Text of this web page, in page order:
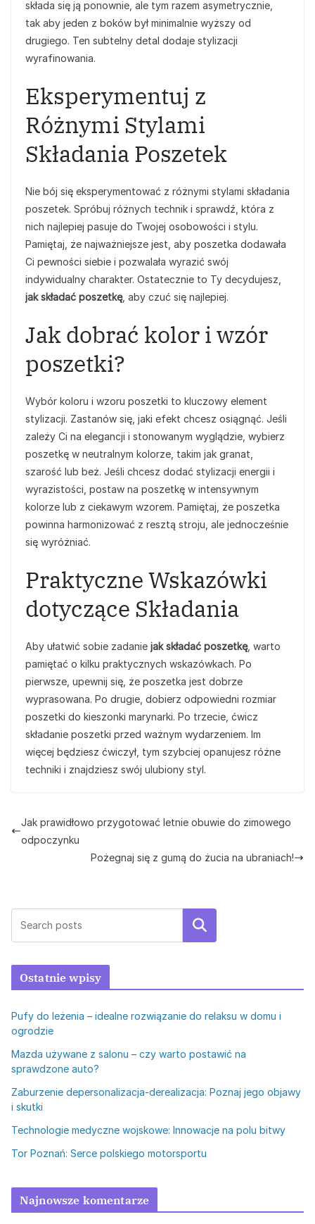
składa się ją ponownie, ale tym razem asymetrycznie,
tak aby jeden z boków był minimalnie wyższy od
drugiego. Ten subtelny detal dodaje stylizacji
wyrafinowania.
Eksperymentuj z
Różnymi Stylami
Składania Poszetek
Nie bój się eksperymentować z różnymi stylami składania
poszetek. Spróbuj różnych technik i sprawdź, która z
nich najlepiej pasuje do Twojej osobowości i stylu.
Pamiętaj, że najważniejsze jest, aby poszetka dodawała
Ci pewności siebie i pozwalała wyrazić swój
indywidualny charakter. Ostatecznie to Ty decydujesz,
jak składać poszetkę, aby czuć się najlepiej.
Jak dobrać kolor i wzór
poszetki?
Wybór koloru i wzoru poszetki to kluczowy element
stylizacji. Zastanów się, jaki efekt chcesz osiągnąć. Jeśli
zależy Ci na elegancji i stonowanym wyglądzie, wybierz
poszetkę w neutralnym kolorze, takim jak granat,
szarość lub beż. Jeśli chcesz dodać stylizacji energii i
wyrazistości, postaw na poszetkę w intensywnym
kolorze lub z ciekawym wzorem. Pamiętaj, że poszetka
powinna harmonizować z resztą stroju, ale jednocześnie
się wyróżniać.
Praktyczne Wskazówki
dotyczące Składania
Aby ułatwić sobie zadanie jak składać poszetkę, warto
pamiętać o kilku praktycznych wskazówkach. Po
pierwsze, upewnij się, że poszetka jest dobrze
wyprasowana. Po drugie, dobierz odpowiedni rozmiar
poszetki do kieszonki marynarki. Po trzecie, ćwicz
składanie poszetki przed ważnym wydarzeniem. Im
więcej będziesz ćwiczył, tym szybciej opanujesz różne
techniki i znajdziesz swój ulubiony styl.
Jak prawidłowo przygotować letnie obuwie do zimowego
odpoczynku
Pożegnaj się z gumą do żucia na ubraniach!
Szukaj
Ostatnie wpisy
Pufy do leżenia – idealne rozwiązanie do relaksu w domu i
ogrodzie
Mazda używane z salonu – czy warto postawić na
sprawdzone auto?
Zaburzenie depersonalizacja-derealizacja: Poznaj jego objawy
i skutki
Technologie medyczne wojskowe: Innowacje na polu bitwy
Tor Poznań: Serce polskiego motorsportu
Najnowsze komentarze